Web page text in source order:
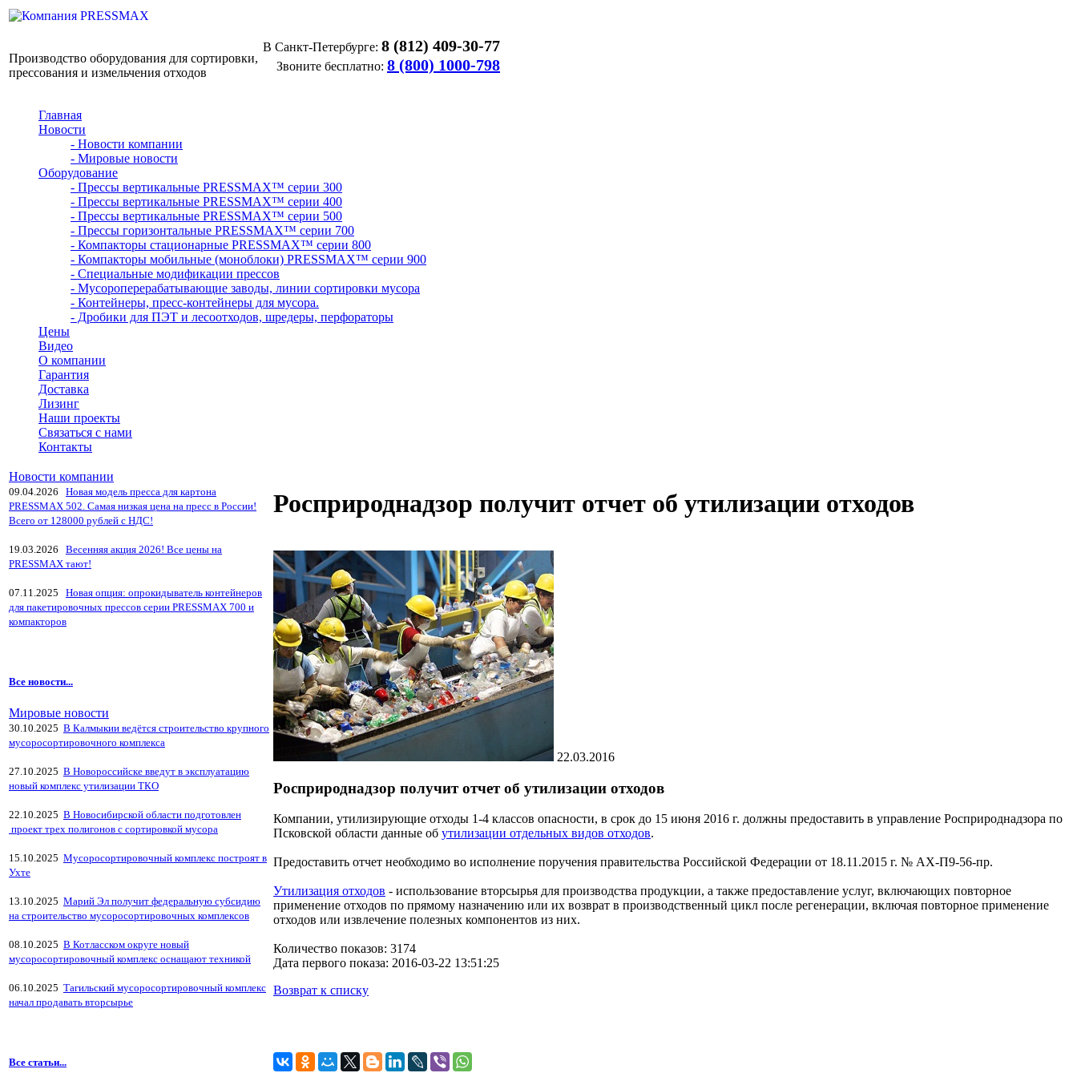
Производство оборудования для сортировки,
прессования и измельчения отходов
В Санкт-Петербурге: 8 (812) 409-30-77
Звоните бесплатно: 8 (800) 1000-798
Главная
Новости
- Новости компании
- Мировые новости
Оборудование
- Прессы вертикальные PRESSMAX™ серии 300
- Прессы вертикальные PRESSMAX™ серии 400
- Прессы вертикальные PRESSMAX™ серии 500
- Прессы горизонтальные PRESSMAX™ серии 700
- Компакторы стационарные PRESSMAX™ серии 800
- Компакторы мобильные (моноблоки) PRESSMAX™ серии 900
- Специальные модификации прессов
- Мусороперерабатывающие заводы, линии сортировки мусора
- Контейнеры, пресс-контейнеры для мусора.
- Дробики для ПЭТ и лесоотходов, шредеры, перфораторы
Цены
Видео
О компании
Гарантия
Доставка
Лизинг
Наши проекты
Связаться с нами
Контакты
Новости компании
09.04.2026
Новая модель пресса для картона
PRESSMAX 502. Самая низкая цена на пресс в России!
Всего от 128000 рублей с НДС!
19.03.2026
Весенняя акция 2026! Все цены на
PRESSMAX тают!
07.11.2025
Новая опция: опрокидыватель контейнеров
для пакетировочных прессов серии PRESSMAX 700 и
компакторов
Все новости...
Мировые новости
30.10.2025 В Калмыкии ведётся строительство крупного
мусоросортировочного комплекса
27.10.2025 В Новороссийске введут в эксплуатацию
новый комплекс утилизации ТКО
22.10.2025 В Новосибирской области подготовлен
проект трех полигонов с сортировкой мусора
15.10.2025 Мусоросортировочный комплекс построят в
Ухте
13.10.2025 Марий Эл получит федеральную субсидию
на строительство мусоросортировочных комплексов
08.10.2025 В Котласском округе новый
мусоросортировочный комплекс оснащают техникой
06.10.2025 Тагильский мусоросортировочный комплекс
начал продавать вторсырье
Все статьи...
Росприроднадзор получит отчет об утилизации отходов
22.03.2016
Росприроднадзор получит отчет об утилизации отходов
Компании, утилизирующие отходы 1-4 классов опасности, в срок до 15 июня 2016 г. должны предоставить в управление Росприроднадзора по
Псковской области данные об утилизации отдельных видов отходов.
Предоставить отчет необходимо во исполнение поручения правительства Российской Федерации от 18.11.2015 г. № АХ-П9-56-пр.
Утилизация отходов - использование вторсырья для производства продукции, а также предоставление услуг, включающих повторное
применение отходов по прямому назначению или их возврат в производственный цикл после регенерации, включая повторное применение
отходов или извлечение полезных компонентов из них.
Количество показов: 3174
Дата первого показа: 2016-03-22 13:51:25
Возврат к списку